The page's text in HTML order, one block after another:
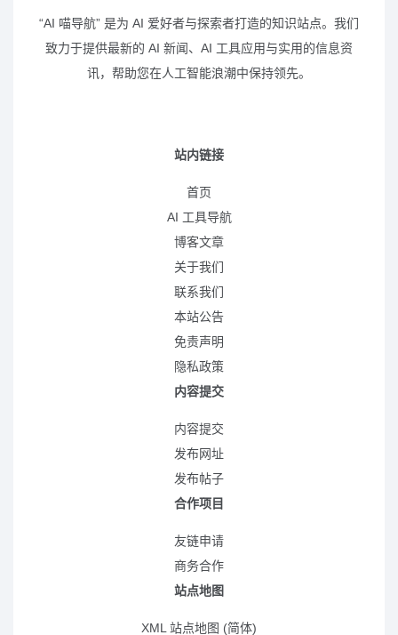
“AI 喵导航” 是为 AI 爱好者与探索者打造的知识站点。我们
致力于提供最新的 AI 新闻、AI 工具应用与实用的信息资
讯，帮助您在人工智能浪潮中保持领先。
站内链接
首页
AI 工具导航
博客文章
关于我们
联系我们
本站公告
免责声明
隐私政策
内容提交
内容提交
发布网址
发布帖子
合作项目
友链申请
商务合作
站点地图
XML 站点地图 (简体)